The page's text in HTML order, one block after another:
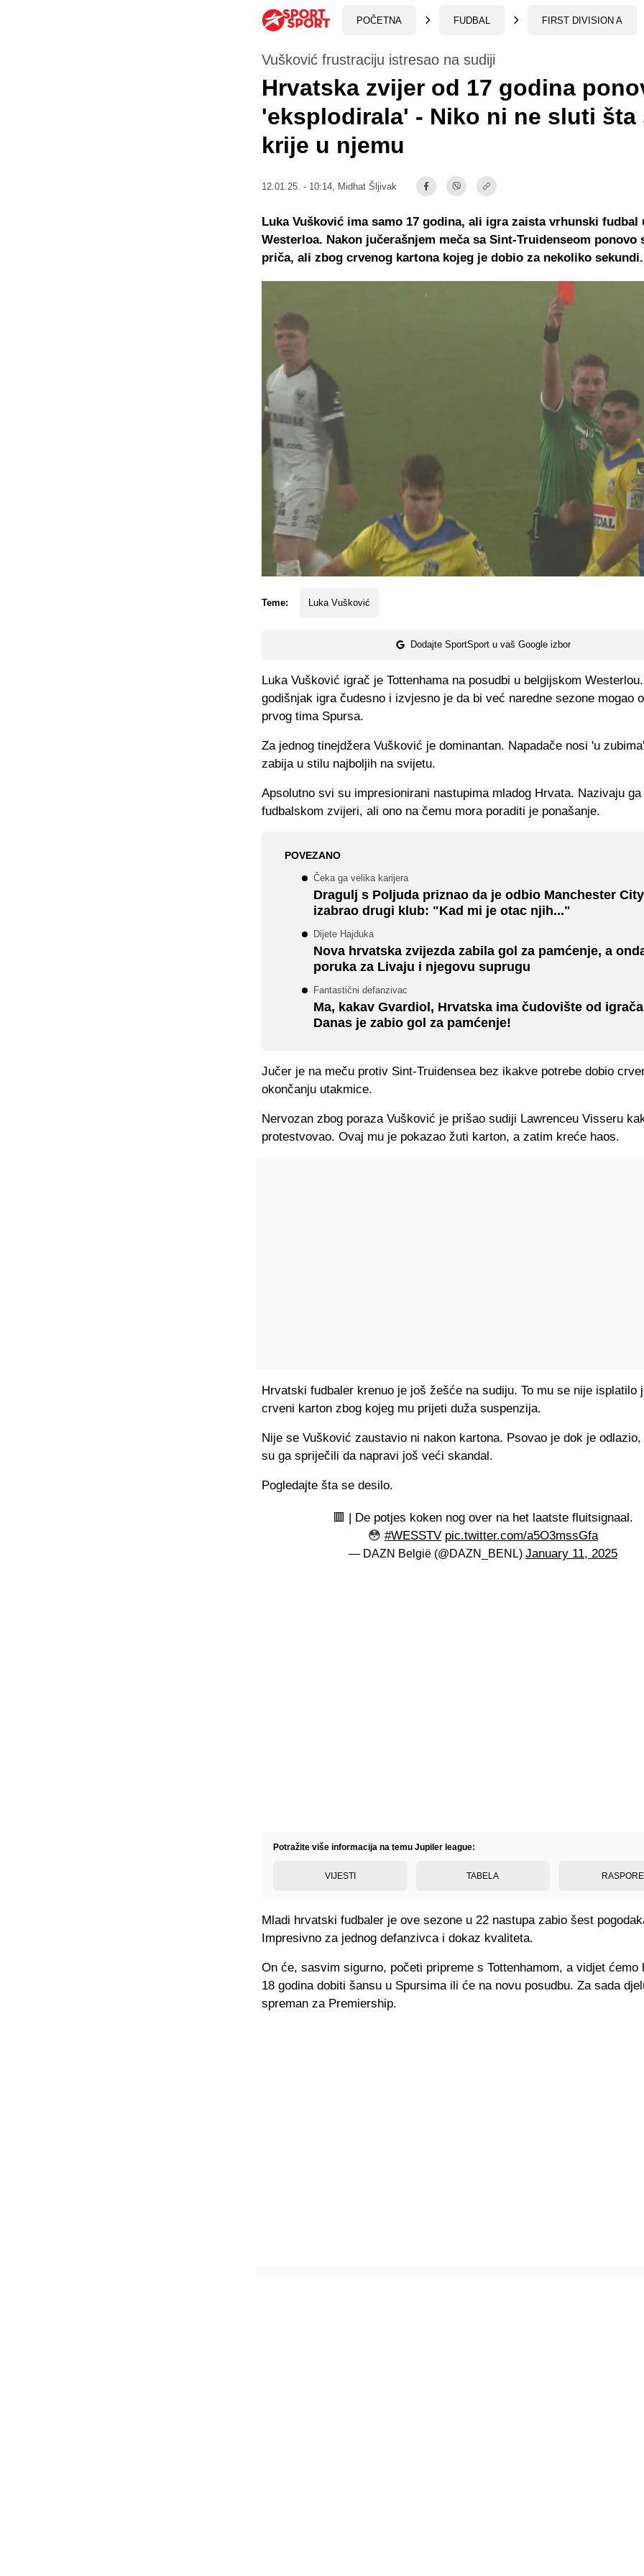
POČETNA FUDBAL FIRST DIVISION A
Vušković frustraciju istresao na sudiji
Hrvatska zvijer od 17 godina
'eksplodirala' - Niko ni ne sluti šta
krije u njemu
12.01.25. - 10:14, Midhat Šljivak
Teme: Luka Vušković
Dodajte SportSport u vaš Google izbor
Luka Vušković ima samo 17 godina, ali igra zaista vrhunski fudbal
Westerloa. Nakon jučerašnjem meča sa Sint-Truidenseom ponovo
priča, ali zbog crvenog kartona kojeg je dobio za nekoliko sekundi.
Luka Vušković igrač je Tottenhama na posudbi u belgijskom
godišnjak igra čudesno i izvjesno je da bi već naredne sezone mogao
prvog tima Spursa.
Za jednog tinejdžera Vušković je dominantan. Napadače nosi 'u
zabija u stilu najboljih na svijetu.
Apsolutno svi su impresionirani nastupima mladog Hrvata. Nazivaju ga
fudbalskom zvijeri, ali ono na čemu mora poraditi je ponašanje.
POVEZANO
Čeka ga velika karijera
Dragulj s Poljuda priznao da je odbio Manchester
izabrao drugi klub: "Kad mi je otac njih..."
Dijete Hajduka
Nova hrvatska zvijezda zabila gol za pamćenje, a
poruka za Livaju i njegovu suprugu
Fantastični defanzivac
Ma, kakav Gvardiol, Hrvatska ima čudovište od
Danas je zabio gol za pamćenje!
Jučer je na meču protiv Sint-Truidensea bez ikakve potrebe dobio
okončanju utakmice.
Nervozan zbog poraza Vušković je prišao sudiji Lawrenceu Visseru
protestvovao. Ovaj mu je pokazao žuti karton, a zatim kreće haos.
Hrvatski fudbaler krenuo je još žešće na sudiju. To mu se nije isplatilo
crveni karton zbog kojeg mu prijeti duža suspenzija.
Nije se Vušković zaustavio ni nakon kartona. Psovao je dok je
su ga spriječili da napravi još veći skandal.
Pogledajte šta se desilo.
🟥 | De potjes koken nog over na het laatste fluitsignaal.
😳 #WESSTV pic.twitter.com/a5O3mssGfa
— DAZN België (@DAZN_BENL) January 11, 2025
Potražite više informacija na temu Jupiler league:
VIJESTI TABELA
Mladi hrvatski fudbaler je ove sezone u 22 nastupa zabio šest
Impresivno za jednog defanzivca i dokaz kvaliteta.
On će, sasvim sigurno, početi pripreme s Tottenhamom, a vidjet ćemo
18 godina dobiti šansu u Spursima ili će na novu posudbu. Za sada
spreman za Premiership.